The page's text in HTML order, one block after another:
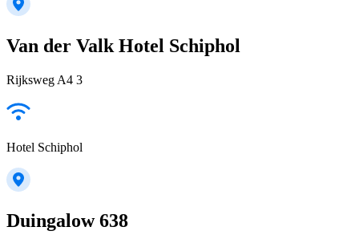
Van der Valk Hotel Schiphol
Rijksweg A4 3
Hotel Schiphol
Duingalow 638